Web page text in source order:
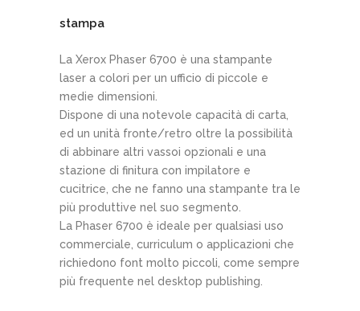
stampa
La Xerox Phaser 6700 è una stampante
laser a colori per un ufficio di piccole e
medie dimensioni.
Dispone di una notevole capacità di carta,
ed un unità fronte/retro oltre la possibilità
di abbinare altri vassoi opzionali e una
stazione di finitura con impilatore e
cucitrice, che ne fanno una stampante tra le
più produttive nel suo segmento.
La Phaser 6700 è ideale per qualsiasi uso
commerciale, curriculum o applicazioni che
richiedono font molto piccoli, come sempre
più frequente nel desktop publishing.